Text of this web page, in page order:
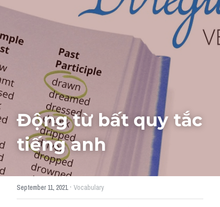
Giải đề thi từng câu
Giải đề thi
Academic words
Phrase
Phrasal Verb
Idioms đồng nghĩa
Idioms trái nghĩa
Antonym
HỌC THỬ
Động từ bất quy tắc
tiếng anh
September 11, 2021· Vocabulary